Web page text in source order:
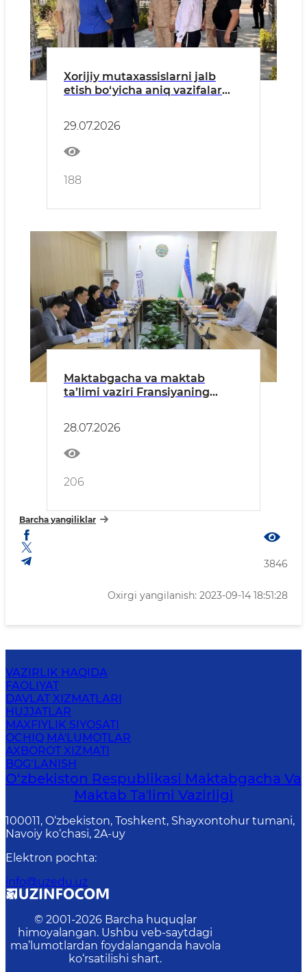
Xorijiy mutaxassislarni jalb
etish bo‘yicha aniq vazifalar
29.07.2026
188
Maktabgacha va maktab
ta’limi vaziri Fransiyaning
qildi
28.07.2026
206
Barcha yangiliklar
3846
Oxirgi yangilanish: 2023-09-14 18:51:28
VAZIRLIK HAQIDA
FAOLIYAT
DAVLAT XIZMATLARI
HUJJATLAR
MAXFIYLIK SIYOSATI
OCHIQ MA'LUMOTLAR
AXBOROT XIZMATI
BOG‘LANISH
O‘zbekiston Respublikasi Maktabgacha Va
Maktab Taʼlimi Vazirligi
100011, O‘zbekiston, Toshkent, Shayxontohur tumani,
Navoiy ko‘chasi, 2A-uy
Elektron pochta:
info@uzedu.uz
© 2001-2026 Barcha huquqlar
himoyalangan. Ushbu veb-saytdagi
ma’lumotlardan foydalanganda havola
ko‘rsatilishi shart.